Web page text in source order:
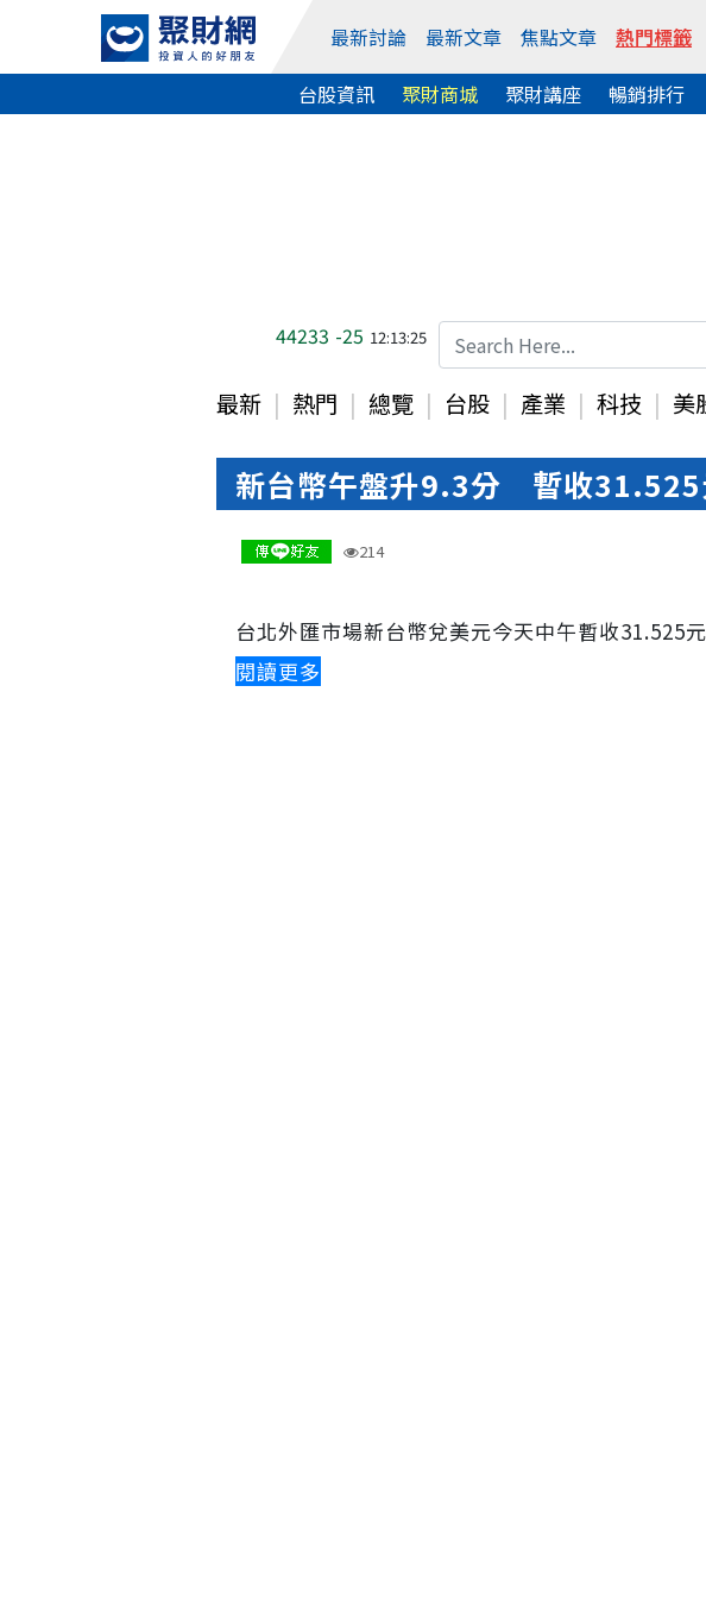
最新討論 最新文章 焦點文章 熱門標籤
台股資訊
聚財商城 聚財講座 暢銷排行
44233 -25 12:13:25
最新 熱門 總覽 台股 產業 科技 美
新台幣午盤升9.3分 暫收31.525
214
台北外匯市場新台幣兌美元今天中午暫收31.525
閱讀更多